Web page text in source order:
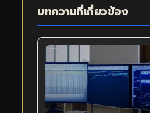
บทความที่เกี่ยวข้อง